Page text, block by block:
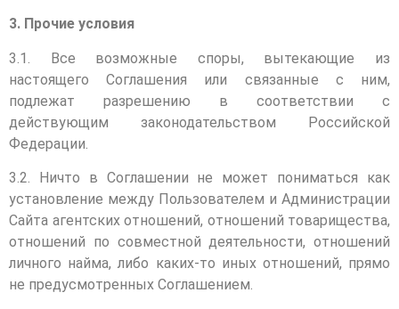
3. Прочие условия
3.1. Все возможные споры, вытекающие из
настоящего Соглашения или связанные с ним,
подлежат разрешению в соответствии с
действующим законодательством Российской
Федерации.
3.2. Ничто в Соглашении не может пониматься как
установление между Пользователем и Администрации
Сайта агентских отношений, отношений товарищества,
отношений по совместной деятельности, отношений
личного найма, либо каких-то иных отношений, прямо
не предусмотренных Соглашением.